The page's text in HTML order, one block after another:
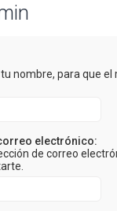
nombre, para que el
electrónico:
de correo